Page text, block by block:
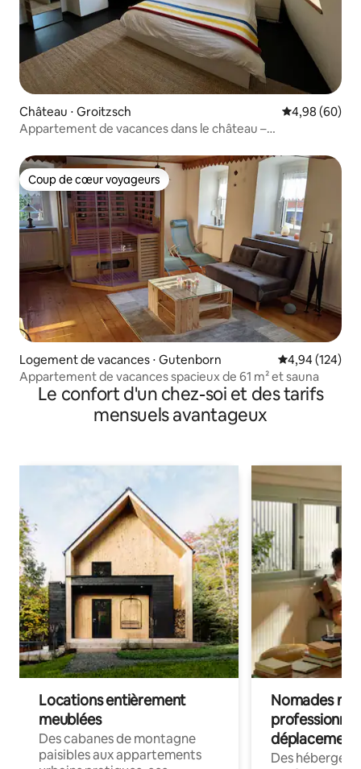
Château ⋅ Groitzsch Évaluation
4,98 (60)
Appartement de vacances dans le château –
Coup de cœur voyageurs
Coup de cœur voyageurs
Logement de vacances ⋅ Gutenborn Évaluation
4,94 (124)
Appartement de vacances spacieux de 61 m² et sauna
Le confort d'un chez-soi et des tarifs
mensuels avantageux
Locations entièrement
meublées
Des cabanes de montagne
paisibles aux appartements
Nomades
déplacement
Des